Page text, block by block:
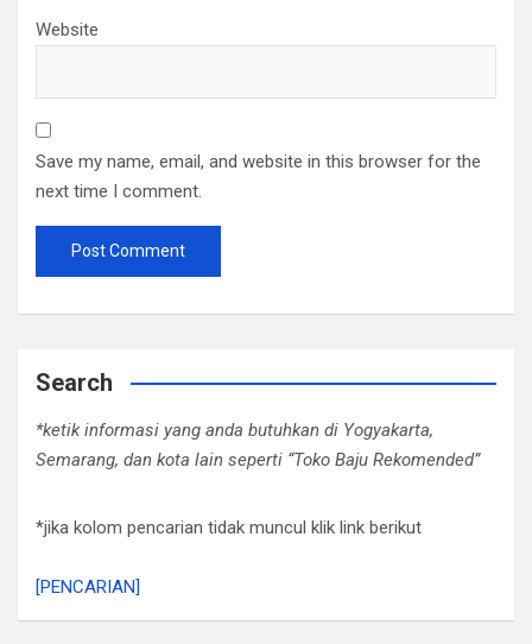
Website
Save my name, email, and website in this browser for the
next time I comment.
Search
*ketik informasi yang anda butuhkan di Yogyakarta,
Semarang, dan kota lain seperti “Toko Baju Rekomended”
*jika kolom pencarian tidak muncul klik link berikut
[PENCARIAN]